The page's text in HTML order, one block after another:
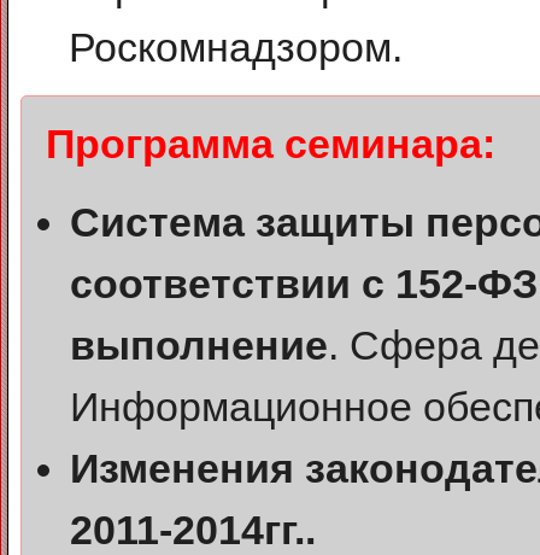
Роскомнадзором.
Программа семинара:
Система защиты
соответствии с 152-
выполнение. Сфера
Информационное
Изменения
2011-2014гг..